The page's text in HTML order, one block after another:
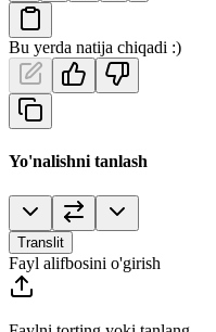
Bu yerda natija chiqadi :)
Yo'nalishni tanlash
Translit
Fayl alifbosini o'girish